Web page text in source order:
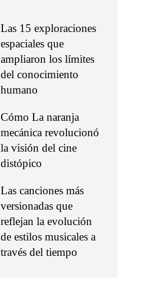
Las 15 exploraciones
espaciales que
ampliaron los límites
del conocimiento
humano
Cómo La naranja
mecánica revolucionó
la visión del cine
distópico
Las canciones más
versionadas que
reflejan la evolución
de estilos musicales a
través del tiempo